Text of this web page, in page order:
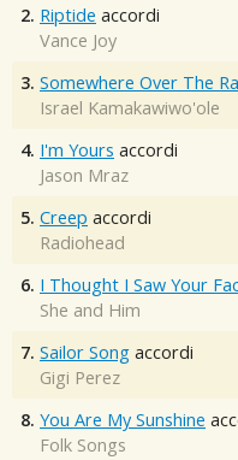
2. Riptide accordi
Vance Joy
3. Somewhere Over The
Israel Kamakawiwo'ole
4. I'm Yours accordi
Jason Mraz
5. Creep accordi
Radiohead
6. I Thought I Saw Your
She and Him
7. Sailor Song accordi
Gigi Perez
8. You Are My Sunshine
Folk Songs